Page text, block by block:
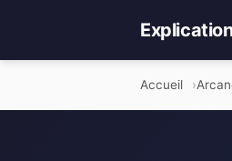
Accueil